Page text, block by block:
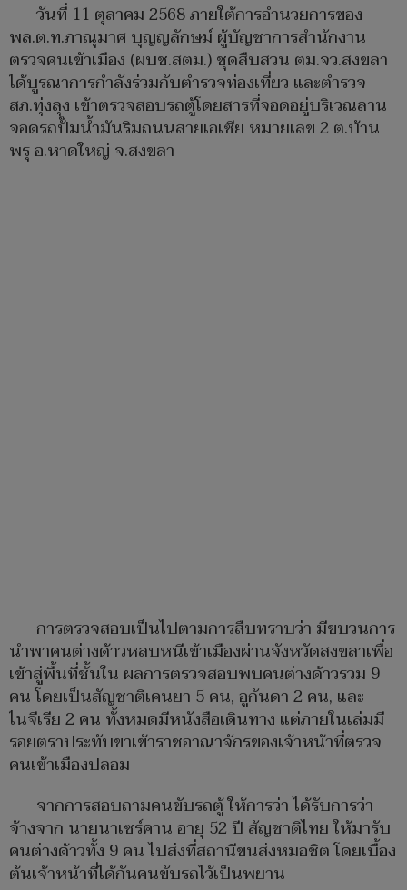
วันที่ 11 ตุลาคม 2568 ภายใต้การอำนวยการของ
พล.ต.ท.ภาณุมาศ บุญญลักษม์ ผู้บัญชาการสำนักงาน
ตรวจคนเข้าเมือง (ผบช.สตม.) ชุดสืบสวน ตม.จว.สงขลา
ได้บูรณาการกำลังร่วมกับตำรวจท่องเที่ยว และตำรวจ
สภ.ทุ่งลุง เข้าตรวจสอบรถตู้โดยสารที่จอดอยู่บริเวณลาน
จอดรถปั๊มน้ำมันริมถนนสายเอเซีย หมายเลข 2 ต.บ้าน
พรุ อ.หาดใหญ่ จ.สงขลา
การตรวจสอบเป็นไปตามการสืบทราบว่า มีขบวนการ
นำพาคนต่างด้าวหลบหนีเข้าเมืองผ่านจังหวัดสงขลาเพื่อ
เข้าสู่พื้นที่ชั้นใน ผลการตรวจสอบพบคนต่างด้าวรวม 9
คน โดยเป็นสัญชาติเคนยา 5 คน, อูกันดา 2 คน, และ
ไนจีเรีย 2 คน ทั้งหมดมีหนังสือเดินทาง แต่ภายในเล่มมี
รอยตราประทับขาเข้าราชอาณาจักรของเจ้าหน้าที่ตรวจ
คนเข้าเมืองปลอม
จากการสอบถามคนขับรถตู้ ให้การว่า ได้รับการว่า
จ้างจาก นายนาเซร์คาน อายุ 52 ปี สัญชาติไทย ให้มารับ
คนต่างด้าวทั้ง 9 คน ไปส่งที่สถานีขนส่งหมอชิต โดยเบื้อง
ต้นเจ้าหน้าที่ได้กันคนขับรถไว้เป็นพยาน